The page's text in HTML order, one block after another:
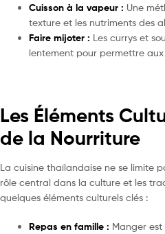
Cuisson à la vapeur : Une
texture et les nutriments des
Faire mijoter : Les currys et
lentement pour permettre
Les Éléments
de la Nourriture
La cuisine thaïlandaise ne se limite
rôle central dans la culture et les
quelques éléments culturels clés :
Repas en famille : Manger